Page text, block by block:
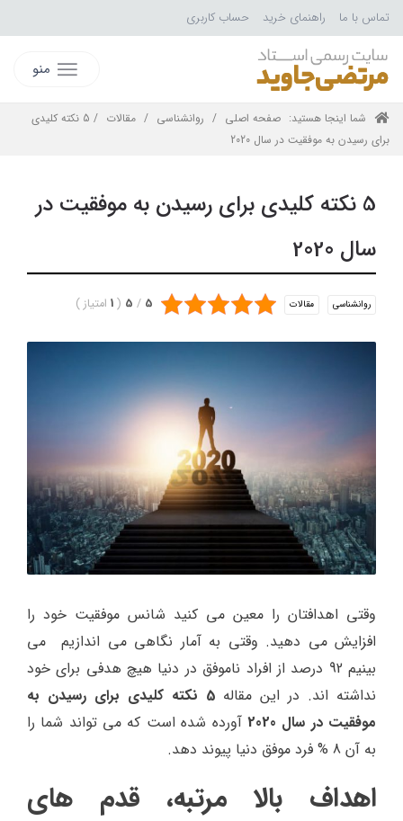
تماس با ما راهنمای خرید حساب کاربری
منو
شما اینجا هستید: صفحه اصلی / روانشناسی / مقالات
/ 5 نکته کلیدی
برای رسیدن به موفقیت در سال 2020
5 نکته کلیدی برای رسیدن به موفقیت در
سال 2020
روانشناسی مقالات 5
/
5
(
1 امتیاز)
وقتی اهدافتان را معین می کنید شانس موفقیت خود را
افزایش می دهید. وقتی به آمار نگاهی می اندازیم می
بینیم 92 درصد از افراد ناموفق در دنیا هیچ هدفی برای خود
نداشته اند. در این مقاله
5 نکته کلیدی برای رسیدن به
موفقیت در سال 2020
آورده شده است که می تواند شما را
به آن 8 % فرد موفق دنیا پیوند دهد.
اهداف بالا مرتبه، قدم های